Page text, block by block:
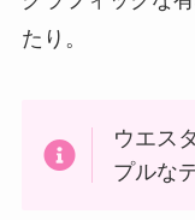
たり。
ウエス
プルな